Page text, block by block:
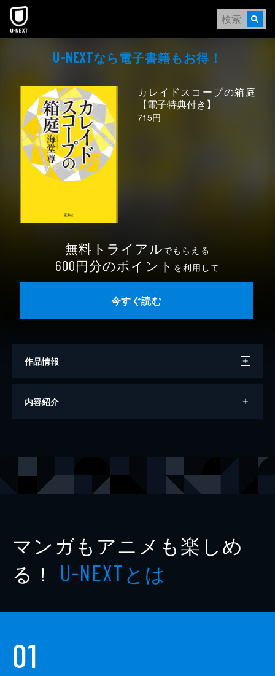
本文へスキップ
U-NEXTなら電⼦書籍もお得！
カレイドスコープの箱庭
【電子特典付き】
715円
無料トライアルでもらえる
600円分のポイント を利用して
今すぐ読む
作品情報
著者
内容紹介
マンガもアニメも楽しめ
る！ U-NEXTとは
01